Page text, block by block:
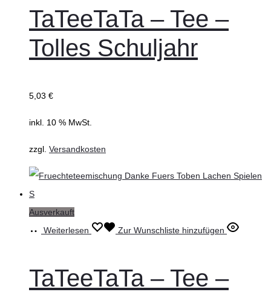
TaTeeTaTa – Tee –
Tolles Schuljahr
5,03 €
inkl. 10 % MwSt.
zzgl. Versandkosten
Ausverkauft
Weiterlesen
Zur Wunschliste hinzufügen
TaTeeTaTa – Tee –